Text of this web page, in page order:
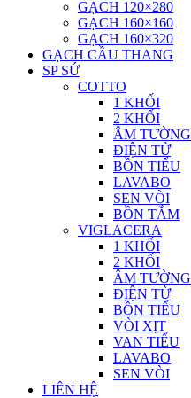
GẠCH 120×280
GẠCH 160×160
GẠCH 160×320
GẠCH CẦU THANG
SP SỨ
COTTO
1 KHỐI
2 KHỐI
ÂM TƯỜNG
ĐIỆN TỬ
BỒN TIỂU
LAVABO
SEN VÒI
BỒN TẮM
VIGLACERA
1 KHỐI
2 KHỐI
ÂM TƯỜNG
ĐIỆN TỪ
BỒN TIỂU
VÒI XỊT
VAN TIỂU
LAVABO
SEN VÒI
LIÊN HỆ